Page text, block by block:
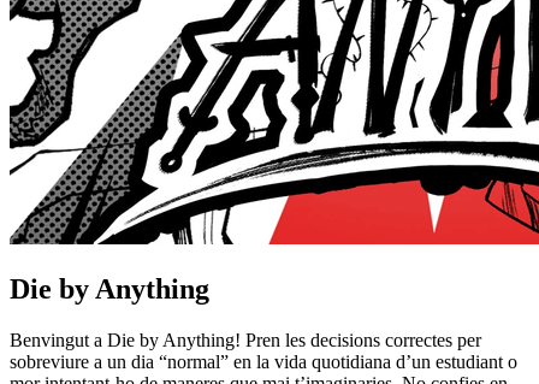
Die by Anything
Benvingut a Die by Anything! Pren les decisions correctes per
sobreviure a un dia “normal” en la vida quotidiana d’un estudiant o